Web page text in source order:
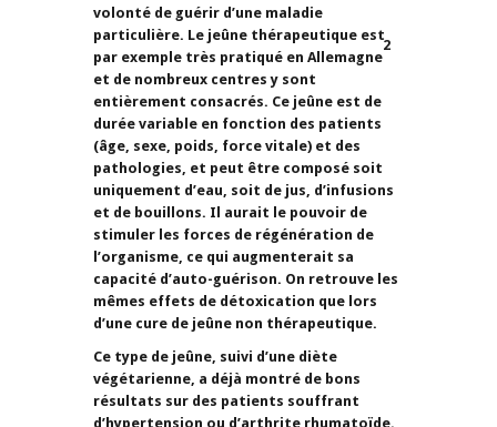
volonté de guérir d’une maladie
particulière. Le jeûne thérapeutique est
par exemple très pratiqué en Allemagne
2
et de nombreux centres y sont
entièrement consacrés. Ce jeûne est de
durée variable en fonction des patients
(âge, sexe, poids, force vitale) et des
pathologies, et peut être composé soit
uniquement d’eau, soit de jus, d’infusions
et de bouillons. Il aurait le pouvoir de
stimuler les forces de régénération de
l’organisme, ce qui augmenterait sa
capacité d’auto-guérison. On retrouve les
mêmes effets de détoxication que lors
d’une cure de jeûne non thérapeutique.
Ce type de jeûne, suivi d’une diète
végétarienne, a déjà montré de bons
résultats sur des patients souffrant
d’hypertension ou d’arthrite rhumatoïde.